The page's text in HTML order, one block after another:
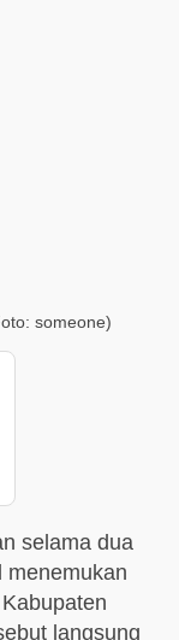
someone)
selama dua
menemukan
langsung